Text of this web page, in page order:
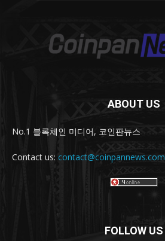
ABOUT US
No.1 블록체인 미디어, 코인판뉴스
Contact us: contact@coinpannews.com
FOLLOW US